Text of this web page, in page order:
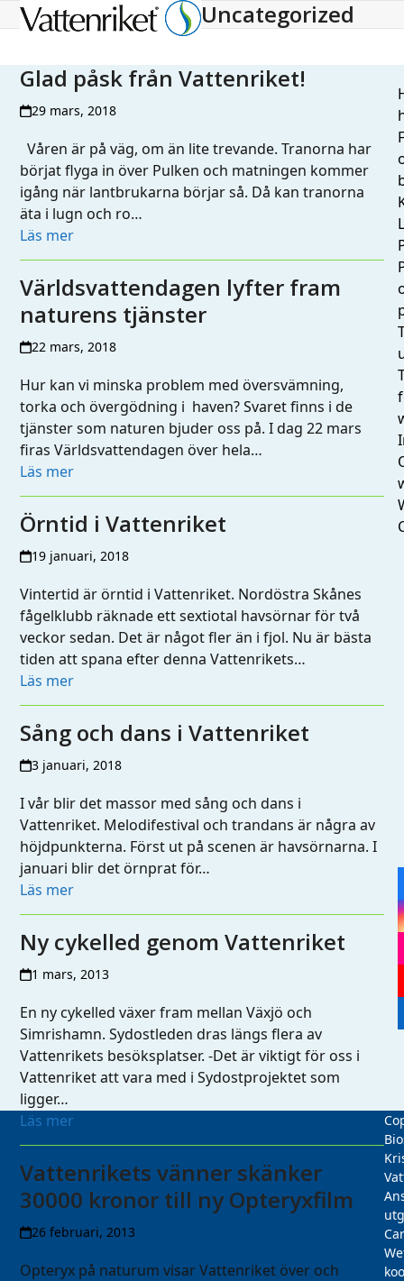
Open
menu
Close
menu
Uncategorized
Glad påsk från Vattenriket!
29 mars, 2018
Våren är på väg, om än lite trevande. Tranorna har
börjat flyga in över Pulken och matningen kommer
igång när lantbrukarna börjar så. Då kan tranorna
äta i lugn och ro…
Läs mer
Världsvattendagen lyfter fram
naturens tjänster
22 mars, 2018
Hur kan vi minska problem med översvämning,
torka och övergödning i haven? Svaret finns i de
tjänster som naturen bjuder oss på. I dag 22 mars
firas Världsvattendagen över hela…
Läs mer
Örntid i Vattenriket
19 januari, 2018
Vintertid är örntid i Vattenriket. Nordöstra Skånes
fågelklubb räknade ett sextiotal havsörnar för två
veckor sedan. Det är något fler än i fjol. Nu är bästa
tiden att spana efter denna Vattenrikets…
Läs mer
Sång och dans i Vattenriket
3 januari, 2018
I vår blir det massor med sång och dans i
Vattenriket. Melodifestival och trandans är några av
höjdpunkterna. Först ut på scenen är havsörnarna. I
januari blir det örnprat för…
Läs mer
Ny cykelled genom Vattenriket
1 mars, 2013
En ny cykelled växer fram mellan Växjö och
Simrishamn. Sydostleden dras längs flera av
Vattenrikets besöksplatser. -Det är viktigt för oss i
Vattenriket att vara med i Sydostprojektet som
ligger…
Läs mer
Vattenrikets vänner skänker
30000 kronor till ny Opteryxfilm
26 februari, 2013
Opteryx på naturum visar Vattenriket över och